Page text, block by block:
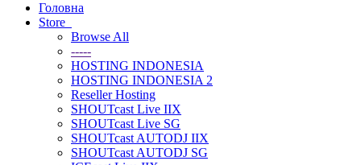
Головна
Store
Browse All
-----
HOSTING INDONESIA
HOSTING INDONESIA 2
Reseller Hosting
SHOUTcast Live IIX
SHOUTcast Live SG
SHOUTcast AUTODJ IIX
SHOUTcast AUTODJ SG